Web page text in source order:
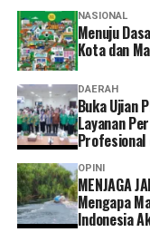
NASIONAL
Menuju
Kota dan
DAERAH
Buka Ujian
Layanan
OPINI
MENJAGA
Mengapa
Indonesia